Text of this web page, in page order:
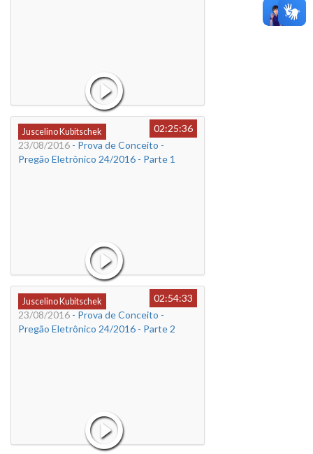
Juscelino Kubitschek
02:25:36
23/08/2016 - Prova de Conceito -
Pregão Eletrônico 24/2016 - Parte 1
Juscelino Kubitschek
02:54:33
23/08/2016 - Prova de Conceito -
Pregão Eletrônico 24/2016 - Parte 2